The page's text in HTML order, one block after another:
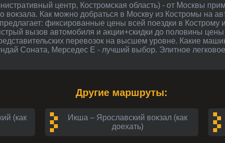
вокзала. Как можно добраться в Москву из Костромы на
фиксированные цены всей поездки в Кострому
вызов автомобиля и акции+скидки до половины
перевозок на высшем уровне. Какие
Соната, Мерседес E - лучший выбор. Элитное легковое
Другие маршруты:
(как
Икша – Ярославский вокзал (как
доехать)